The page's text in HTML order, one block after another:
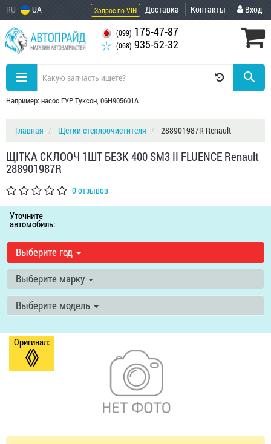
RU UA Запрос по VIN Доставка Контакты Вход
(099) 175-47-87
(068) 935-52-32
Например: насос ГУР Туксон, 06H905601A
Главная Щетки стеклоочистителя 288901987R Renault
ЩІТКА СКЛООЧ 1ШТ БЕЗК 400 SM3 II FLUENCE Renault
288901987R
0 отзывов
Уточните
автомобиль:
Выберите год
Выберите марку
Выберите модель
Оригинал: